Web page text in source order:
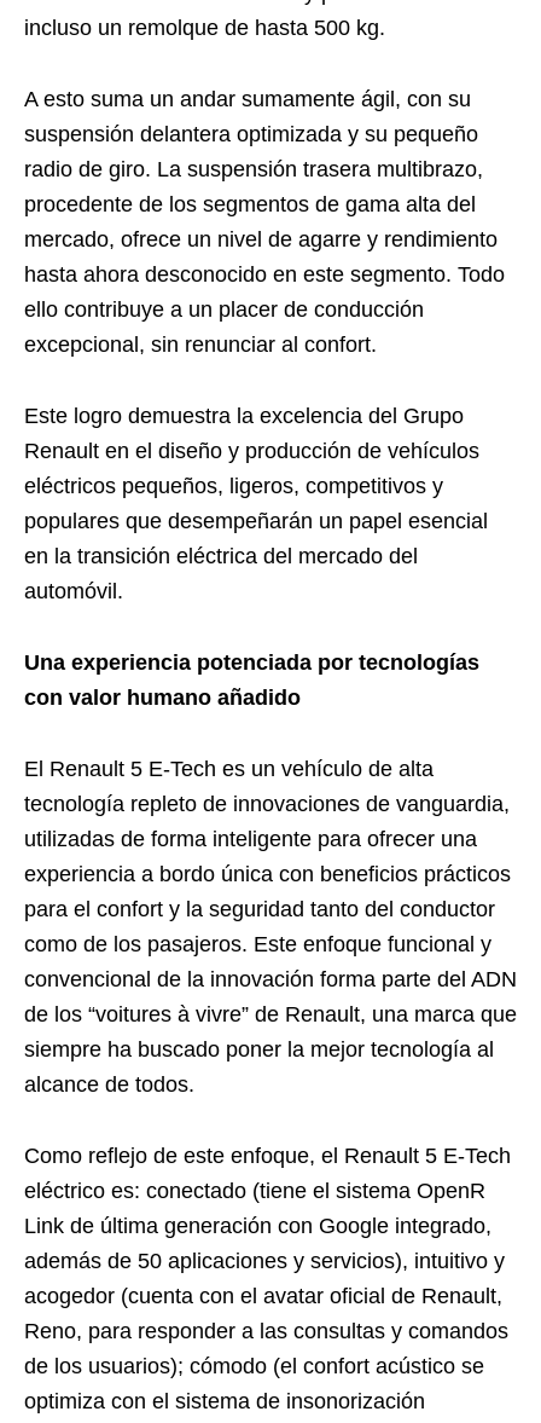
incluso un remolque de hasta 500 kg.
A esto suma un andar sumamente ágil, con su
suspensión delantera optimizada y su pequeño
radio de giro. La suspensión trasera multibrazo,
procedente de los segmentos de gama alta del
mercado, ofrece un nivel de agarre y rendimiento
hasta ahora desconocido en este segmento. Todo
ello contribuye a un placer de conducción
excepcional, sin renunciar al confort.
Este logro demuestra la excelencia del Grupo
Renault en el diseño y producción de vehículos
eléctricos pequeños, ligeros, competitivos y
populares que desempeñarán un papel esencial
en la transición eléctrica del mercado del
automóvil.
Una experiencia potenciada por tecnologías
con valor humano añadido
El Renault 5 E-Tech es un vehículo de alta
tecnología repleto de innovaciones de vanguardia,
utilizadas de forma inteligente para ofrecer una
experiencia a bordo única con beneficios prácticos
para el confort y la seguridad tanto del conductor
como de los pasajeros. Este enfoque funcional y
convencional de la innovación forma parte del ADN
de los “voitures à vivre” de Renault, una marca que
siempre ha buscado poner la mejor tecnología al
alcance de todos.
Como reflejo de este enfoque, el Renault 5 E-Tech
eléctrico es: conectado (tiene el sistema OpenR
Link de última generación con Google integrado,
además de 50 aplicaciones y servicios), intuitivo y
acogedor (cuenta con el avatar oficial de Renault,
Reno, para responder a las consultas y comandos
de los usuarios); cómodo (el confort acústico se
optimiza con el sistema de insonorización